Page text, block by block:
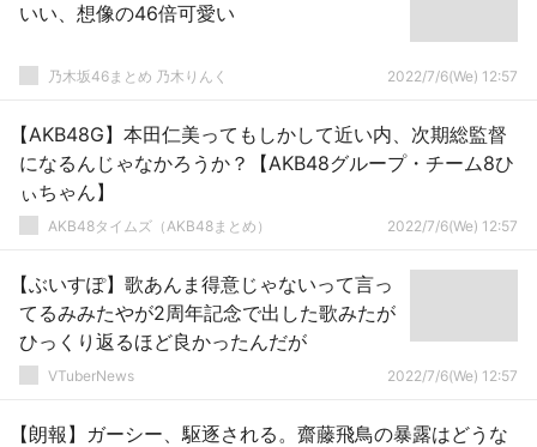
いい、想像の46倍可愛い
乃木坂46まとめ 乃木りんく 2022/7/6(We) 12:57
【AKB48G】本田仁美ってもしかして近い内、次期総監督
になるんじゃなかろうか？【AKB48グループ・チーム8ひ
ぃちゃん】
AKB48タイムズ（AKB48まとめ） 2022/7/6(We) 12:57
【ぶいすぽ】歌あんま得意じゃないって言っ
てるみみたやが2周年記念で出した歌みたが
ひっくり返るほど良かったんだが
VTuberNews 2022/7/6(We) 12:57
【朗報】ガーシー、駆逐される。齋藤飛鳥の暴露はどうな